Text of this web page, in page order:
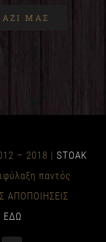
ΜΑΣ
– 2018 | STOAK
παντός
ΑΠΟΠΟΙΗΣΕΙΣ
ΕΔΩ